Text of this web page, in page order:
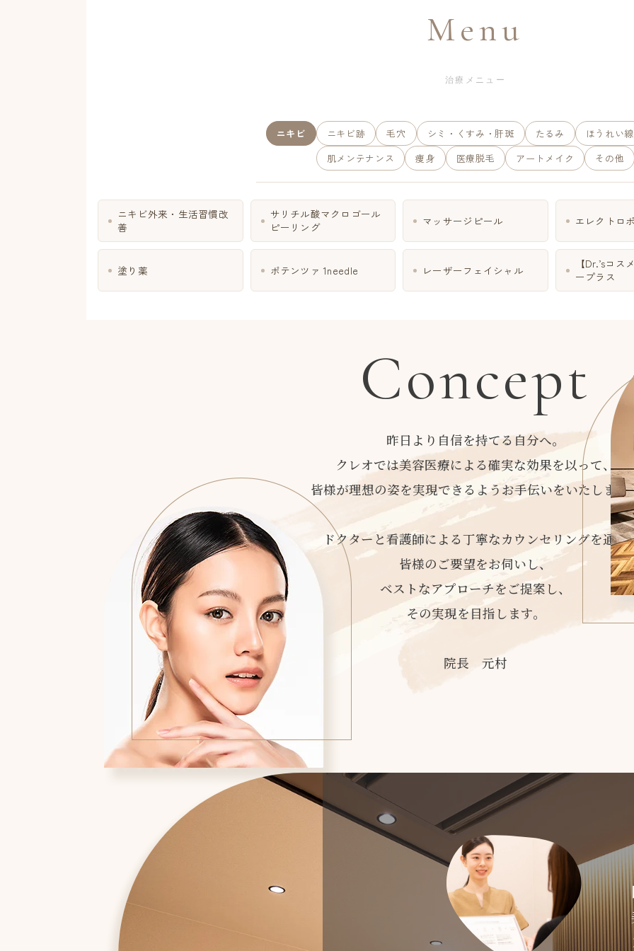
Menu
治療メニュー
ニキビ ニキビ跡 毛穴 シミ・くすみ・肝斑 たるみ
ほうれい線
肌メンテナンス
痩身 医療脱毛 アートメイク その他
ニキビ外来・生活習慣改
善
サリチル酸マクロゴール
ピーリング
マッサージピール エレクトロ
塗り薬 ポテンツァ 1needle レーザーフェイシャル
【Dr.’sコ
ープラス
Concept
昨日より自信を持てる自分へ。
クレオでは美容医療による確実な効果を以って、
皆様が理想の姿を実現できるようお手伝いをいたします
ドクターと看護師による丁寧なカウンセリングを通じ
皆様のご要望をお伺いし、
ベストなアプローチをご提案し、
その実現を目指します。
院長 元村